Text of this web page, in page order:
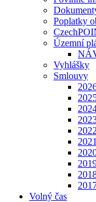
Poplatky
Územní
Vyhlášky
Smlouvy
2022
2021
Volný čas